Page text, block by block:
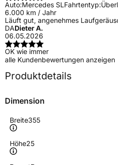
Auto:Mercedes SLFahrtentyp:
6.000 km / Jahr
Läuft gut, angenehmes
DADieter A.
06.05.2026
OK wie immer
alle Kundenbewertungen anzeigen
Produktdetails
Dimension
Breite355
Höhe25